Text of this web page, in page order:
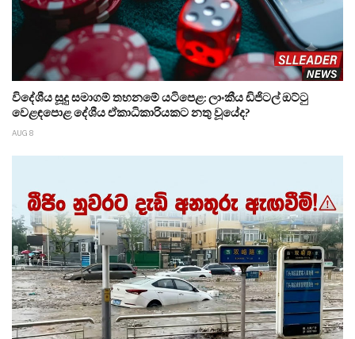
විදේශීය සූදු සමාගම් තහනමේ යටිපෙළ: ලාංකීය ඩිජිටල් ඔට්ටු
වෙළඳපොළ දේශීය ඒකාධිකාරියකට නතු වූයේද?
AUG 8